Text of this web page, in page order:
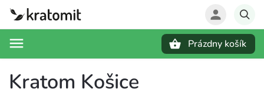
Prázdny košík
Kratom Košice